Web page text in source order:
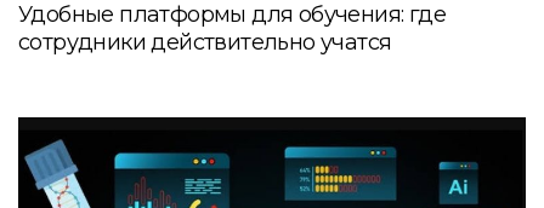
Удобные платформы для обучения: где
сотрудники действительно учатся